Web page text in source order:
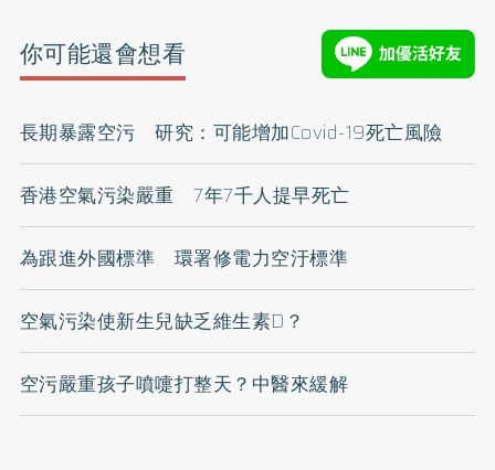
你可能還會想看
長期暴露空污 研究：可能增加Covid-19死亡風險
香港空氣污染嚴重 7年7千人提早死亡
為跟進外國標準 環署修電力空汙標準
空氣污染使新生兒缺乏維生素D？
空污嚴重孩子噴嚏打整天？中醫來緩解